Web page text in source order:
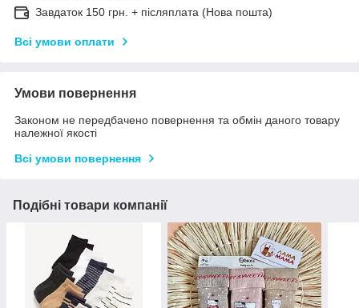
Завдаток 150 грн. + післяплата (Нова пошта)
Всі умови оплати
Умови повернення
Законом не передбачено повернення та обмін даного товару
належної якості
Всі умови повернення
Подібні товари компанії